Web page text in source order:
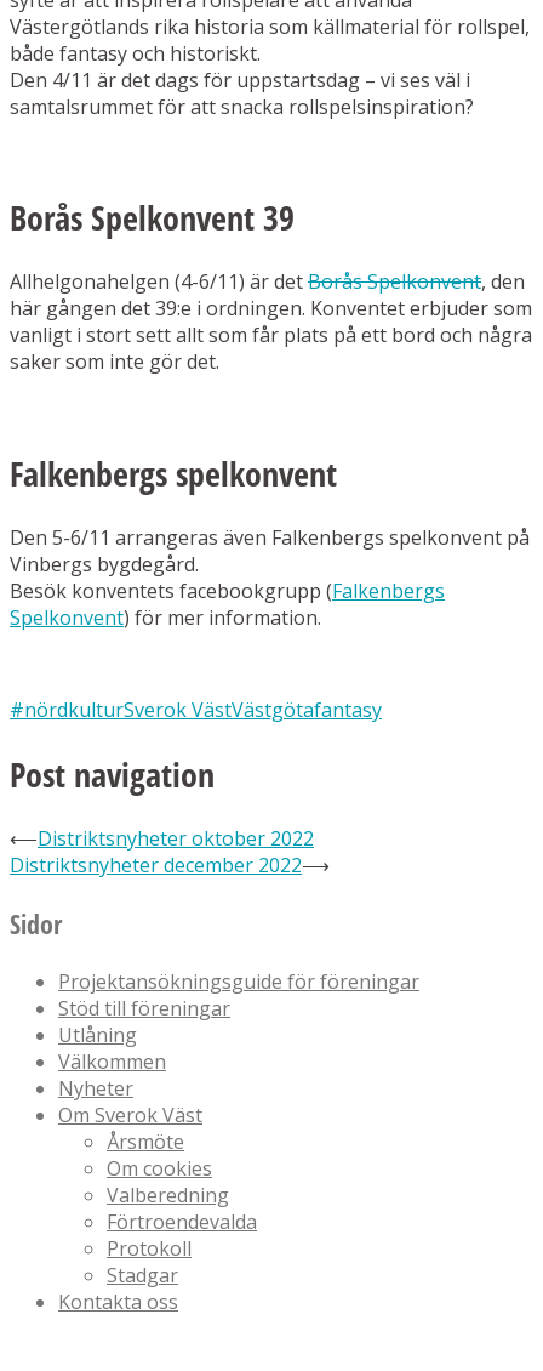
Västergötlands rika historia som källmaterial för rollspel,
både fantasy och historiskt.
Den 4/11 är det dags för uppstartsdag – vi ses väl i
samtalsrummet för att snacka rollspelsinspiration?
Borås Spelkonvent 39
Allhelgonahelgen (4-6/11) är detBorås Spelkonvent, den
här gången det 39:e i ordningen. Konventet erbjuder som
vanligt i stort sett allt som får plats på ett bord och några
saker som inte gör det.
Falkenbergs spelkonvent
Den 5-6/11 arrangeras även Falkenbergs spelkonvent på
Vinbergs bygdegård.
Besök konventets facebookgrupp (Falkenbergs
Spelkonvent) för mer information.
#nördkulturSverok VästVästgötafantasy
Post navigation
⟵Distriktsnyheter oktober 2022
Distriktsnyheter december 2022⟶
Sidor
Projektansökningsguide för föreningar
Stöd till föreningar
Utlåning
Välkommen
Nyheter
Om Sverok Väst
Årsmöte
Om cookies
Valberedning
Förtroendevalda
Protokoll
Stadgar
Kontakta oss